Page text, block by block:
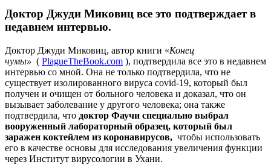
Доктор Джуди Миковиц все это подтверждает в
недавнем интервью.
Доктор Джуди Миковиц, автор книги «Конец
чумы» ( PlagueTheBook.com ), подтвердила все это в недавнем
интервью со мной. Она не только подтвердила, что не
существует изолированного вируса covid-19, который был
получен и очищен от больного человека и доказал, что он
вызывает заболевание у другого человека; она также
подтвердила, что доктор Фаучи специально выбрал
вооруженный лабораторный образец, который был
заражен коктейлем из коронавирусов, чтобы использовать
его в качестве основы для исследования увеличения функции
через Институт вирусологии в Ухани.